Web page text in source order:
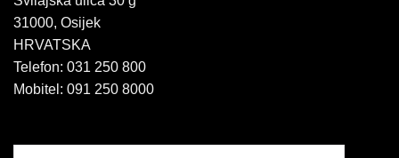
31000, Osijek
HRVATSKA
Telefon: 031 250 800
Mobitel: 091 250 8000